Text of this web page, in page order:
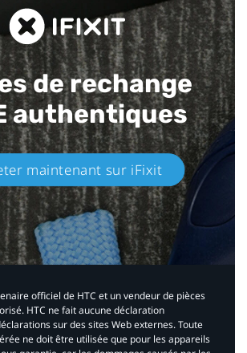
de rechange
authentiques​
maintenant sur iFixit​
officiel de HTC et un vendeur de pièces
HTC ne fait aucune déclaration
sur des sites Web externes. Toute
ne doit être utilisée que pour les appareils